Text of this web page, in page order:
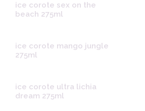
ice corote sex on the
beach 275ml
ice corote mango jungle
275ml
ice corote ultra lichia
dream 275ml